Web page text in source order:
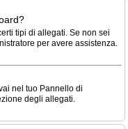
tipi di allegati. Se non sei
per avere assistenza.
nel tuo Pannello di
degli allegati.